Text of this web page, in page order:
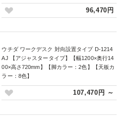
96,470円
ウチダ ワークデスク 対向設置タイプ D-1214
AJ 【アジャスタータイプ】【幅1200×奥行14
00×高さ720mm】【脚カラー：2色】【天板カ
ラー：8色】
107,470円 ～